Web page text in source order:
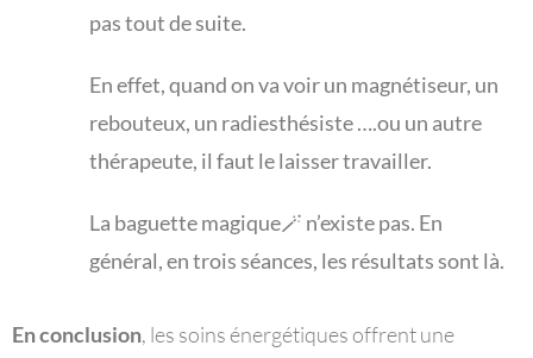
pas tout de suite.
En effet, quand on va voir un magnétiseur, un
rebouteux, un radiesthésiste ….ou un autre
thérapeute, il faut le laisser travailler.
La baguette magique🪄 n’existe pas. En
général, en trois séances, les résultats sont là.
En conclusion, les soins énergétiques offrent une